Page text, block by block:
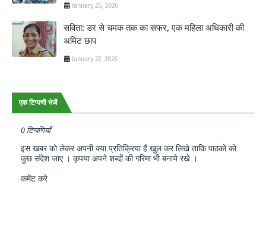
January 25, 2026
सविता: डर से चमक तक का सफर, एक महिला अधिकारी की
अमिट छाप
January 22, 2026
एक टिप्पणी भेजें
0 टिप्पणियाँ
इस खबर को लेकर अपनी क्या प्रतिक्रिया हैं खुल कर लिखे ताकि पाठको को
कुछ संदेश जाए । कृपया अपने शब्दों की गरिमा भी बनाये रखे ।
कमेंट करे